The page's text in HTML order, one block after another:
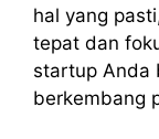
hal yang
tepat dan
startup Anda
berkembang